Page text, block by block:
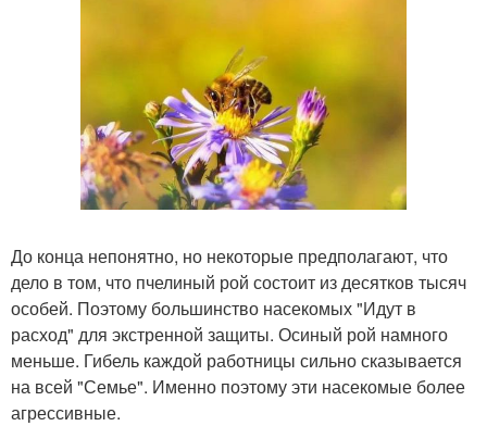
До конца непонятно, но некоторые предполагают, что
дело в том, что пчелиный рой состоит из десятков тысяч
особей. Поэтому большинство насекомых "Идут в
расход" для экстренной защиты. Осиный рой намного
меньше. Гибель каждой работницы сильно сказывается
на всей "Семье". Именно поэтому эти насекомые более
агрессивные.